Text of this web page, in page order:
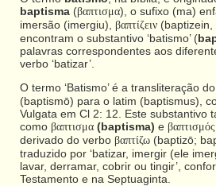
baptisma (βαπτισμα), o sufixo (ma)
imersão (imergiu), βαπτίζειν (baptizein,
encontram o substantivo ‘batismo’ (
palavras correspondentes aos
verbo ‘batizar’.
O termo ‘Batismo’ é a transliteração
(baptismō) para o latim (baptismus),
Vulgata em Cl 2: 12. Este substantivo
como βαπτισμα (baptisma) e βαπτισμός
derivado do verbo βαπτίζω (baptizō;
traduzido por ‘batizar, imergir (ele
lavar, derramar, cobrir ou tingir’,
Testamento e na Septuaginta.